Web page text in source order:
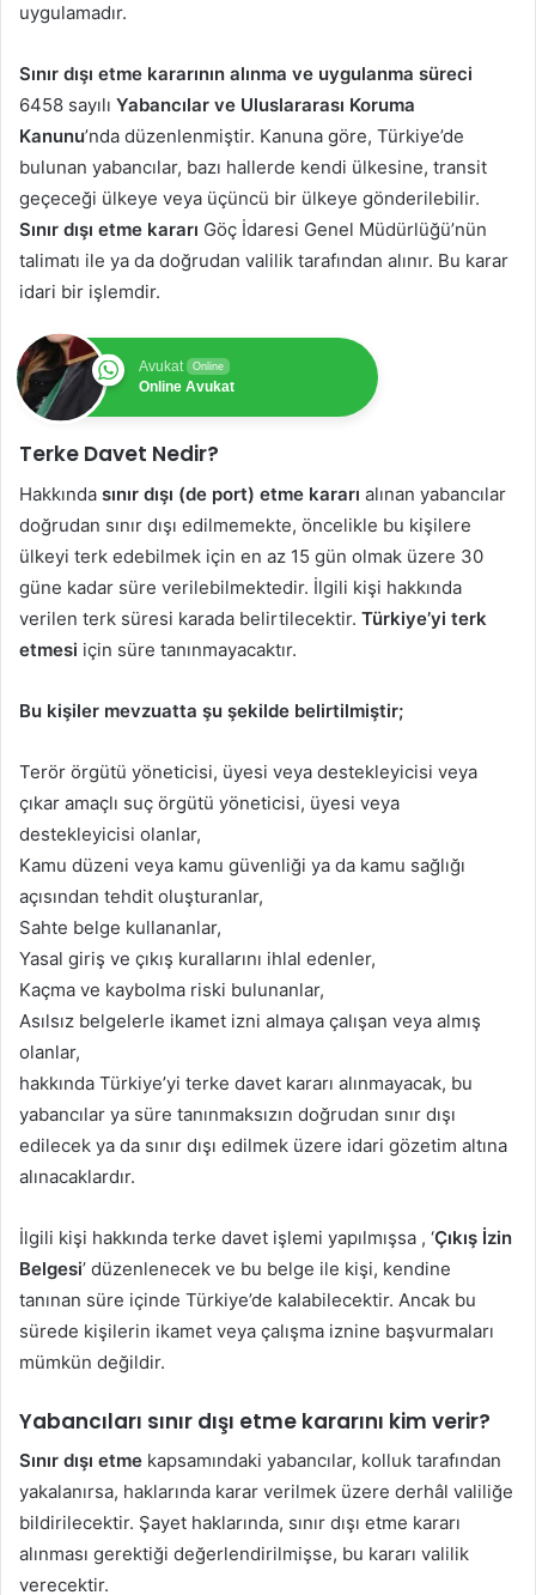
uygulamadır.
Sınır dışı etme kararının alınma ve uygulanma süreci
6458 sayılı Yabancılar ve Uluslararası Koruma
Kanunu’nda düzenlenmiştir. Kanuna göre, Türkiye’de
bulunan yabancılar, bazı hallerde kendi ülkesine, transit
geçeceği ülkeye veya üçüncü bir ülkeye gönderilebilir.
Sınır dışı etme kararı Göç İdaresi Genel Müdürlüğü’nün
talimatı ile ya da doğrudan valilik tarafından alınır. Bu karar
idari bir işlemdir.
Avukat Online
Online Avukat
Terke Davet Nedir?
Hakkında sınır dışı (de port) etme kararı alınan yabancılar
doğrudan sınır dışı edilmemekte, öncelikle bu kişilere
ülkeyi terk edebilmek için en az 15 gün olmak üzere 30
güne kadar süre verilebilmektedir. İlgili kişi hakkında
verilen terk süresi karada belirtilecektir. Türkiye’yi terk
etmesi için süre tanınmayacaktır.
Bu kişiler mevzuatta şu şekilde belirtilmiştir;
Terör örgütü yöneticisi, üyesi veya destekleyicisi veya
çıkar amaçlı suç örgütü yöneticisi, üyesi veya
destekleyicisi olanlar,
Kamu düzeni veya kamu güvenliği ya da kamu sağlığı
açısından tehdit oluşturanlar,
Sahte belge kullananlar,
Yasal giriş ve çıkış kurallarını ihlal edenler,
Kaçma ve kaybolma riski bulunanlar,
Asılsız belgelerle ikamet izni almaya çalışan veya almış
olanlar,
hakkında Türkiye’yi terke davet kararı alınmayacak, bu
yabancılar ya süre tanınmaksızın doğrudan sınır dışı
edilecek ya da sınır dışı edilmek üzere idari gözetim altına
alınacaklardır.
İlgili kişi hakkında terke davet işlemi yapılmışsa , ‘Çıkış İzin
Belgesi’ düzenlenecek ve bu belge ile kişi, kendine
tanınan süre içinde Türkiye’de kalabilecektir. Ancak bu
sürede kişilerin ikamet veya çalışma iznine başvurmaları
mümkün değildir.
Yabancıları sınır dışı etme kararını kim verir?
Sınır dışı etme kapsamındaki yabancılar, kolluk tarafından
yakalanırsa, haklarında karar verilmek üzere derhâl valiliğe
bildirilecektir. Şayet haklarında, sınır dışı etme kararı
alınması gerektiği değerlendirilmişse, bu kararı valilik
verecektir.